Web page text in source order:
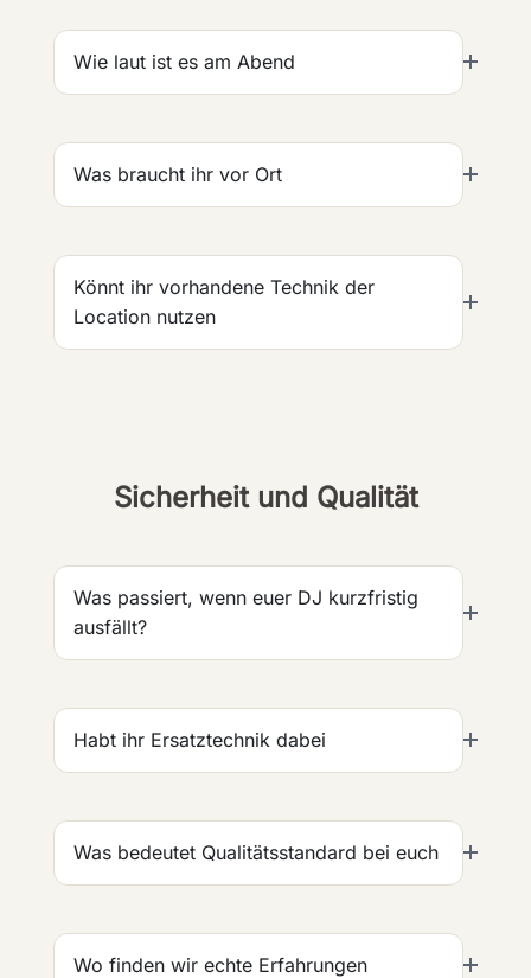
Wie laut ist es am Abend
Was braucht ihr vor Ort
Könnt ihr vorhandene Technik der
Location nutzen
Sicherheit und Qualität
Was passiert, wenn euer DJ kurzfristig
ausfällt?
Habt ihr Ersatztechnik dabei
Was bedeutet Qualitätsstandard bei euch
Wo finden wir echte Erfahrungen